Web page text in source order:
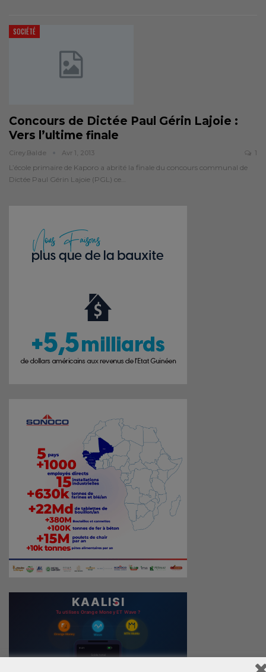
SOCIÉTÉ
Concours de Dictée Paul Gérin Lajoie :
Vers l’ultime finale
Cirey.balde Avr 1, 2013 1
L’école primaire de Kaporo a abrité la finale du concours communal de
Dictée Paul Gérin Lajoie (PGL) ce…